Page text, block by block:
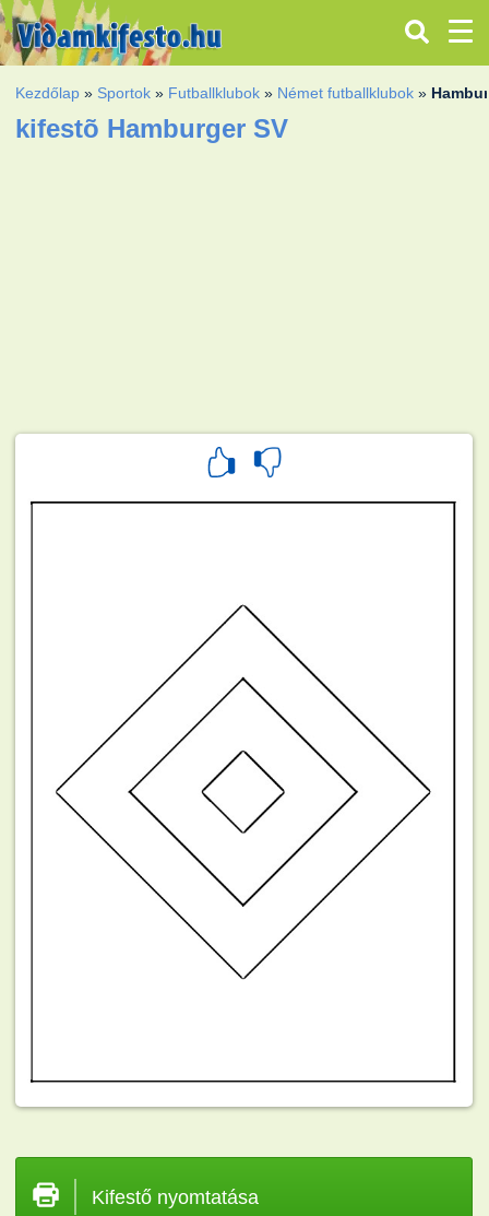
Kezdőlap » Sportok » Futballklubok » Német futballklubok »
kifestõ Hamburger SV
Kifestő nyomtatása